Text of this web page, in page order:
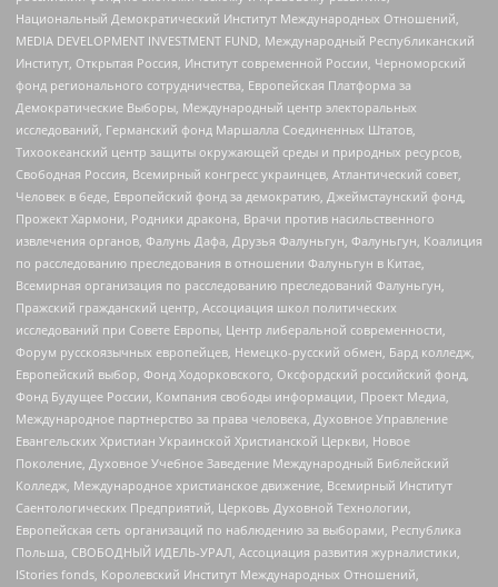
Национальный Демократический Институт Международных Отношений,
MEDIA DEVELOPMENT INVESTMENT FUND, Международный Республиканский
Институт, Открытая Россия, Институт современной России, Черноморский
фонд регионального сотрудничества, Европейская Платформа за
Демократические Выборы, Международный центр электоральных
исследований, Германский фонд Маршалла Соединенных Штатов,
Тихоокеанский центр защиты окружающей среды и природных ресурсов,
Свободная Россия, Всемирный конгресс украинцев, Атлантический совет,
Человек в беде, Европейский фонд за демократию, Джеймстаунский фонд,
Прожект Хармони, Родники дракона, Врачи против насильственного
извлечения органов, Фалунь Дафа, Друзья Фалуньгун, Фалуньгун, Коалиция
по расследованию преследования в отношении Фалуньгун в Китае,
Всемирная организация по расследованию преследований Фалуньгун,
Пражский гражданский центр, Ассоциация школ политических
исследований при Совете Европы, Центр либеральной современности,
Форум русскоязычных европейцев, Немецко-русский обмен, Бард колледж,
Европейский выбор, Фонд Ходорковского, Оксфордский российский фонд,
Фонд Будущее России, Компания свободы информации, Проект Медиа,
Международное партнерство за права человека, Духовное Управление
Евангельских Христиан Украинской Христианской Церкви, Новое
Поколение, Духовное Учебное Заведение Международный Библейский
Колледж, Международное христианское движение, Всемирный Институт
Саентологических Предприятий, Церковь Духовной Технологии,
Европейская сеть организаций по наблюдению за выборами, Республика
Польша, СВОБОДНЫЙ ИДЕЛЬ-УРАЛ, Ассоциация развития журналистики,
IStories fonds, Королевский Институт Международных Отношений,